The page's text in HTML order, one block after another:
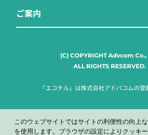
ご案内
(C) COPYRIGHT Advcom
ALL RIGHTS RESERVED.
「エコチル」は株式会社アドバコムの登
このウェブサイトではサイトの利便性の向上
を使用します。ブラウザの設定によりクッキ